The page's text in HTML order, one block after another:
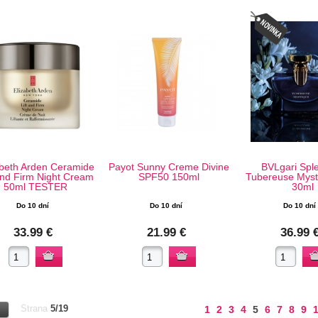
Arden Ceramide
Firm Night Cream
50ml TESTER
Do 10 dní
33.99 €
Payot Sunny Creme Divine
SPF50 150ml
Do 10 dní
21.99 €
BVLgari
Tubereuse
30ml
Do 10 dní
36.99
Strana 5/19 1 2 3 4 5 6 7 8 9